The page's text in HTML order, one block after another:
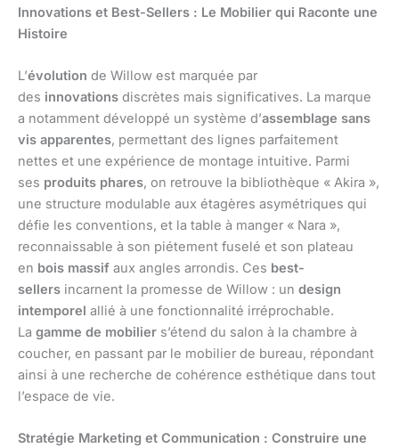
Innovations et Best-Sellers : Le Mobilier qui Raconte une
Histoire
L’évolution de Willow est marquée par
des innovations discrètes mais significatives. La marque
a notamment développé un système d’assemblage sans
vis apparentes, permettant des lignes parfaitement
nettes et une expérience de montage intuitive. Parmi
ses produits phares, on retrouve la bibliothèque « Akira »,
une structure modulable aux étagères asymétriques qui
défie les conventions, et la table à manger « Nara »,
reconnaissable à son piétement fuselé et son plateau
en bois massif aux angles arrondis. Ces best-
sellers incarnent la promesse de Willow : un design
intemporel allié à une fonctionnalité irréprochable.
La gamme de mobilier s’étend du salon à la chambre à
coucher, en passant par le mobilier de bureau, répondant
ainsi à une recherche de cohérence esthétique dans tout
l’espace de vie.
Stratégie Marketing et Communication : Construire une